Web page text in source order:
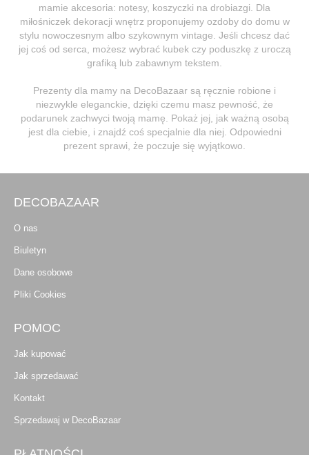
mamie akcesoria: notesy, koszyczki na drobiazgi. Dla
miłośniczek dekoracji wnętrz proponujemy ozdoby do domu w
stylu nowoczesnym albo szykownym vintage. Jeśli chcesz dać
jej coś od serca, możesz wybrać kubek czy poduszkę z uroczą
grafiką lub zabawnym tekstem.
Prezenty dla mamy na DecoBazaar są ręcznie robione i
niezwykle eleganckie, dzięki czemu masz pewność, że
podarunek zachwyci twoją mamę. Pokaż jej, jak ważną osobą
jest dla ciebie, i znajdź coś specjalnie dla niej. Odpowiedni
prezent sprawi, że poczuje się wyjątkowo.
DECOBAZAAR
O nas
Biuletyn
Dane osobowe
Pliki Cookies
POMOC
Jak kupować
Jak sprzedawać
Kontakt
Sprzedawaj w DecoBazaar